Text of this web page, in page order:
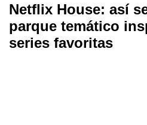
Netflix House: así
parque temático
series favoritas